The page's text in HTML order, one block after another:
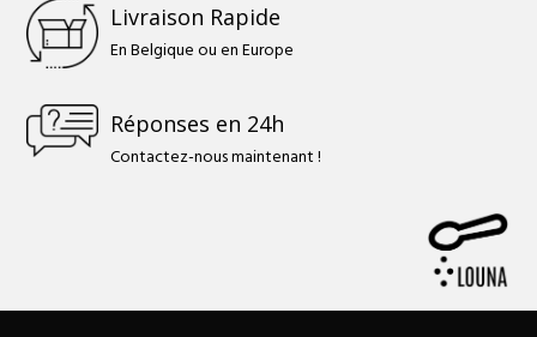
Livraison Rapide
En Belgique ou en Europe
Réponses en 24h
Contactez-nous maintenant !